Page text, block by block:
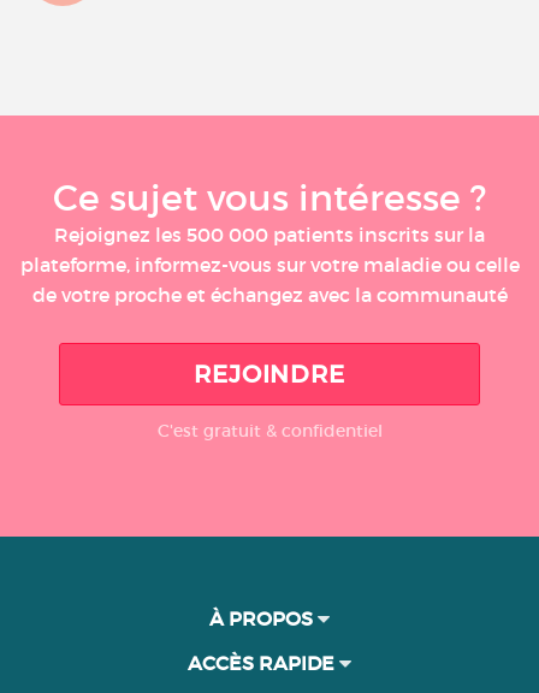
Ce sujet vous intéresse ?
Rejoignez les 500 000 patients inscrits sur la
plateforme, informez-vous sur votre maladie ou celle
de votre proche et échangez avec la communauté
REJOINDRE
C'est gratuit & confidentiel
À PROPOS
ACCÈS RAPIDE